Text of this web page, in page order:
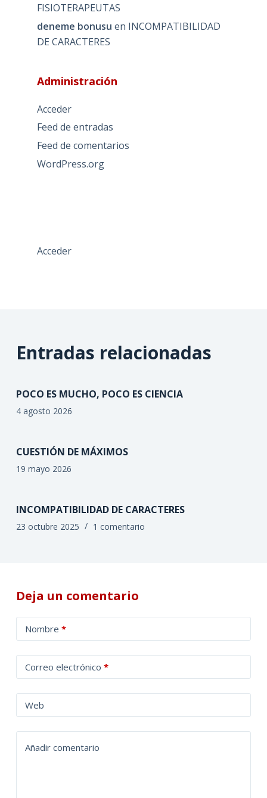
FISIOTERAPEUTAS
deneme bonusu en INCOMPATIBILIDAD
DE CARACTERES
Administración
Acceder
Feed de entradas
Feed de comentarios
WordPress.org
Acceder
Entradas relacionadas
POCO ES MUCHO, POCO ES CIENCIA
4 agosto 2026
CUESTIÓN DE MÁXIMOS
19 mayo 2026
INCOMPATIBILIDAD DE CARACTERES
23 octubre 2025 1 comentario
Deja un comentario
Nombre *
Correo electrónico *
Web
Añadir comentario
l
t
a
t